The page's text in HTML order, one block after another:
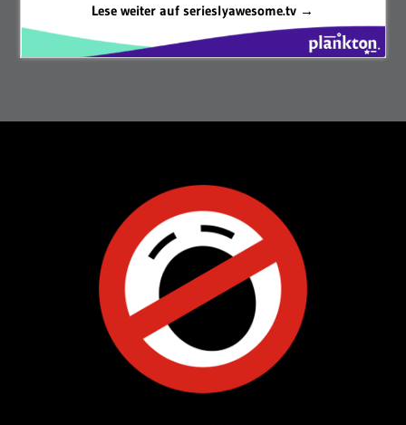
Lese weiter auf serieslyawesome.tv →